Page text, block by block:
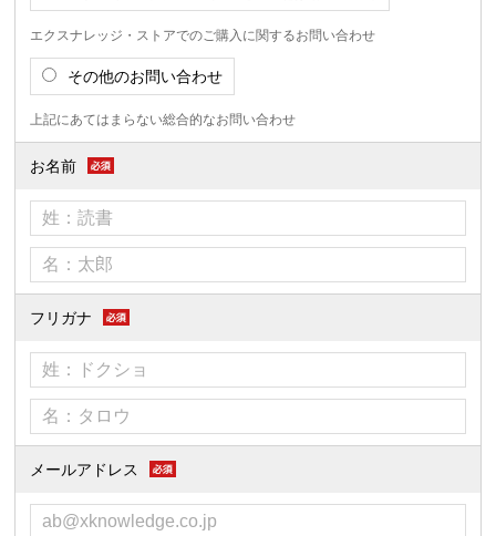
エクスナレッジ・ストアでのご購入に関するお問い合わせ
その他のお問い合わせ
上記にあてはまらない総合的なお問い合わせ
お名前
フリガナ
メールアドレス